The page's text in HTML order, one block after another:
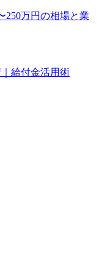
250万円の相場と業
給付金活用術